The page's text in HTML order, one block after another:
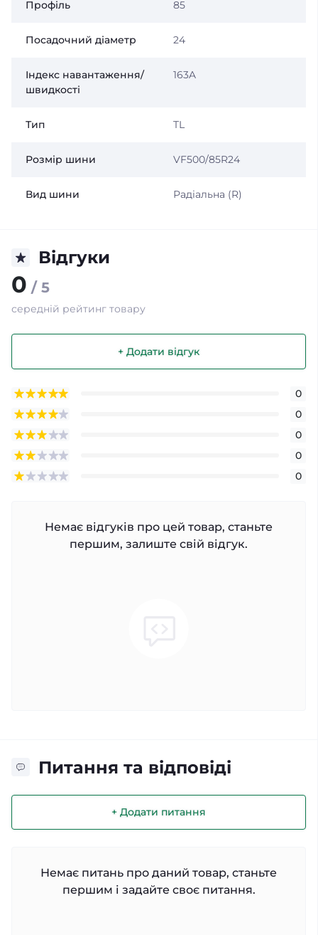
Профіль 85
Посадочний діаметр 24
Індекс навантаження/
швидкості
163A
Тип TL
Розмір шини VF500/85R24
Вид шини Радіальна (R)
Відгуки
0 / 5
середній рейтинг товару
+ Додати відгук
0
0
0
0
0
Немає відгуків про цей товар, станьте
першим, залиште свій відгук.
Питання та відповіді
+ Додати питання
Немає питань про даний товар, станьте
першим і задайте своє питання.